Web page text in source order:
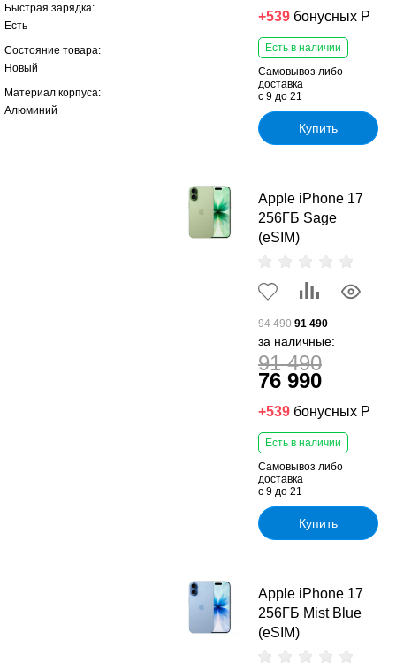
+539 бонусных Р
Есть в наличии
Самовывоз либо
доставка
с 9 до 21
Купить
Apple iPhone 17
256ГБ Sage
(eSIM)
94 490 91 490
за наличные:
91 490
76 990
+539 бонусных Р
Есть в наличии
Самовывоз либо
доставка
с 9 до 21
Купить
Apple iPhone 17
256ГБ Mist Blue
(eSIM)
Быстрая зарядка:
Есть
Состояние товара:
Новый
Материал корпуса:
Алюминий